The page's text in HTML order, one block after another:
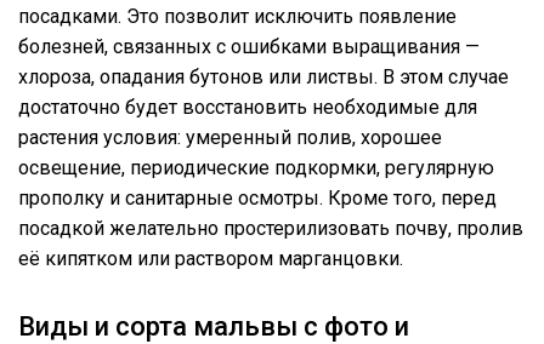
посадками. Это позволит исключить появление
болезней, связанных с ошибками выращивания —
хлороза, опадания бутонов или листвы. В этом случае
достаточно будет восстановить необходимые для
растения условия: умеренный полив, хорошее
освещение, периодические подкормки, регулярную
прополку и санитарные осмотры. Кроме того, перед
посадкой желательно простерилизовать почву, пролив
её кипятком или раствором марганцовки.
Виды и сорта мальвы с фото и